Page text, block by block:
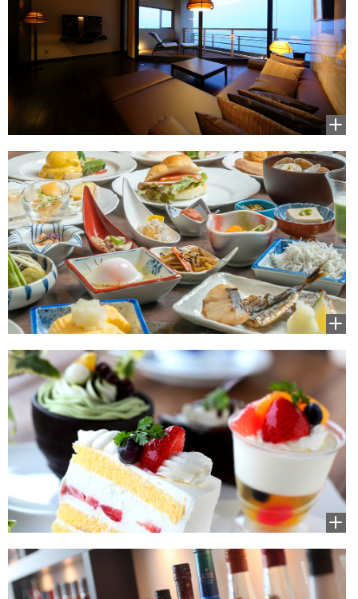
拡大
して
見る
拡大
して
見る
拡大
して
見る